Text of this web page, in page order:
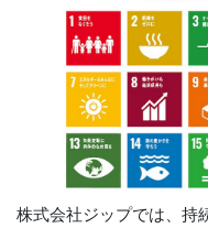
株式会社ジップでは、持